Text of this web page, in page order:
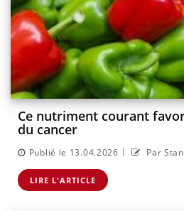
Ce nutriment courant
du cancer
Publié le 13.04.2026 | Par
LIRE L'ARTICLE